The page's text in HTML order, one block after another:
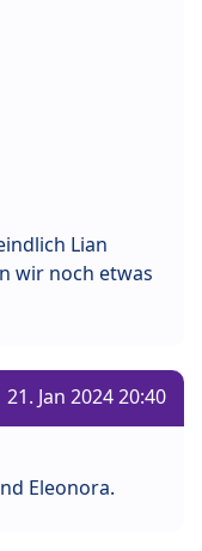
Lian
wir noch etwas
21. Jan 2024 20:40
Eleonora.